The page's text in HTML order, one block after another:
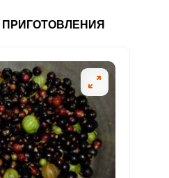
2 мг 2.4 24
400 мкг 0.8 7.5
3 мкг 0 0